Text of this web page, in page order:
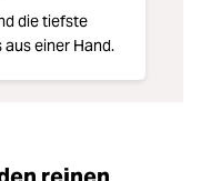
die tiefste
einer Hand.